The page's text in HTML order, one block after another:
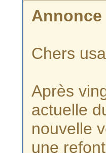
Annonce
Chers
Après
actuelle
nouvelle
une